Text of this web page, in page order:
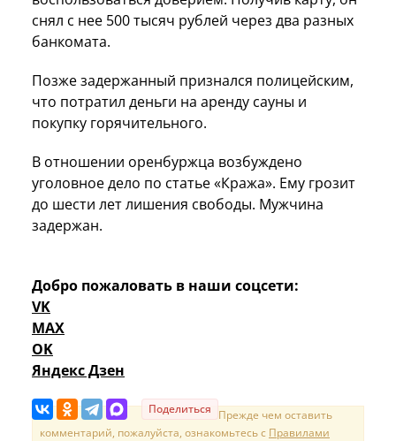
снял с нее 500 тысяч рублей через два разных
банкомата.
Позже задержанный признался полицейским,
что потратил деньги на аренду сауны и
покупку горячительного.
В отношении оренбуржца возбуждено
уголовное дело по статье «Кража». Ему грозит
до шести лет лишения свободы. Мужчина
задержан.
Добро пожаловать в наши соцсети:
VK
MAX
OK
Яндекс Дзен
Поделиться Прежде чем оставить
комментарий, пожалуйста, ознакомьтесь с Правилами